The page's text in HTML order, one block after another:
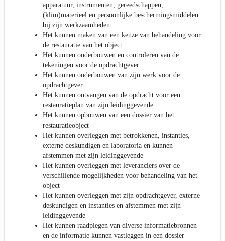
apparatuur, instrumenten, gereedschappen,
(klim)materieel en persoonlijke beschermingsmiddelen
bij zijn werkzaamheden
Het kunnen maken van een keuze van behandeling voor
de restauratie van het object
Het kunnen onderbouwen en controleren van de
tekeningen voor de opdrachtgever
Het kunnen onderbouwen van zijn werk voor de
opdrachtgever
Het kunnen ontvangen van de opdracht voor een
restauratieplan van zijn leidinggevende
Het kunnen opbouwen van een dossier van het
restauratieobject
Het kunnen overleggen met betrokkenen, instanties,
externe deskundigen en laboratoria en kunnen
afstemmen met zijn leidinggevende
Het kunnen overleggen met leveranciers over de
verschillende mogelijkheden voor behandeling van het
object
Het kunnen overleggen met zijn opdrachtgever, externe
deskundigen en instanties en afstemmen met zijn
leidinggevende
Het kunnen raadplegen van diverse informatiebronnen
en de informatie kunnen vastleggen in een dossier